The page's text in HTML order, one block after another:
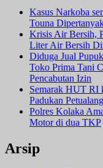
Kasus Narkoba
Touna
Krisis Air Bersih,
Liter Air Bersih
Diduga Jual
Toko Prima Tani
Pencabutan Izin
Semarak HUT RI
Padukan
Polres Kolaka
Motor di dua TKP
Arsip